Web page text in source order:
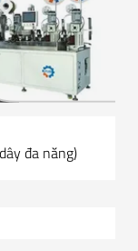
đa năng)